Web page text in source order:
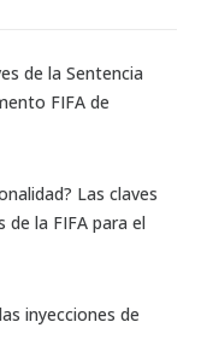
de la Sentencia
FIFA de
Las claves
de la FIFA para el
inyecciones de